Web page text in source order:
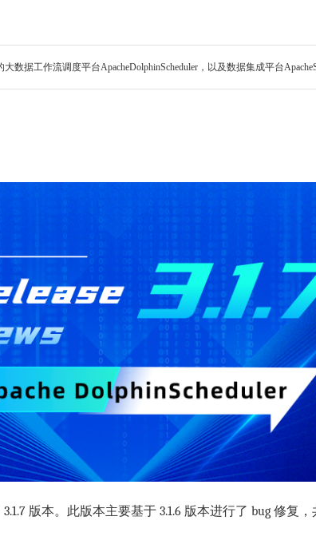
数据工作流调度平台ApacheDolphinScheduler，以及数据集成平台
版本。此版本主要基于 3.1.6 版本进行了 bug 修复